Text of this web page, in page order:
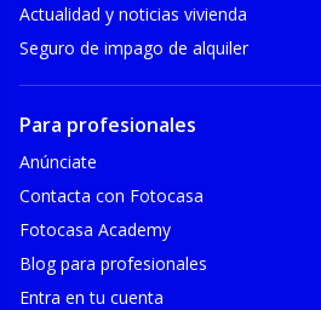
Actualidad y noticias vivienda
Seguro de impago de alquiler
Para profesionales
Anúnciate
Contacta con Fotocasa
Fotocasa Academy
Blog para profesionales
Entra en tu cuenta